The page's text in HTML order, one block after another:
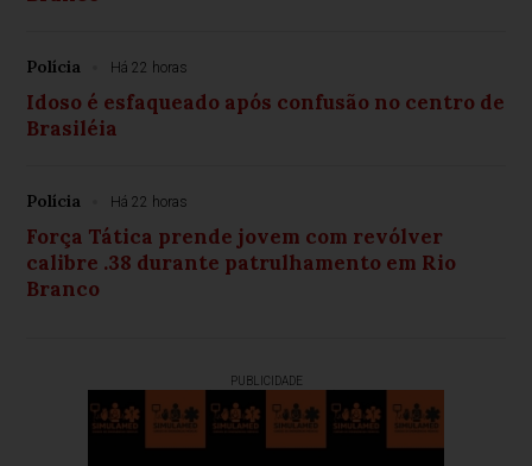
Polícia Há 22 horas
Idoso é esfaqueado após confusão no centro de
Brasiléia
Polícia Há 22 horas
Força Tática prende jovem com revólver
calibre .38 durante patrulhamento em Rio
Branco
PUBLICIDADE